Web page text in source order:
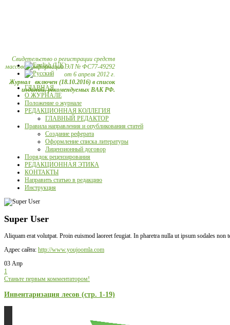
Свидетельство о регистрации средств
массовой информации ЭЛ № ФС77-49292
от 6 апреля 2012 г.
Журнал включен (18.10.2016) в список
изданий, рекомендуемых ВАК РФ.
ГЛАВНАЯ
О ЖУРНАЛЕ
Положение о журнале
РЕДАКЦИОННАЯ КОЛЛЕГИЯ
ГЛАВНЫЙ РЕДАКТОР
Правила направления и опубликования статей
Создание реферата
Оформление списка литературы
Лицензионный договор
Порядок рецензирования
РЕДАКЦИОННАЯ ЭТИКА
КОНТАКТЫ
Направить статью в редакцию
Инструкция
Super User
Aliquam erat volutpat. Proin euismod laoreet feugiat. In pharetra nulla ut ipsum sodales
Адрес сайта: http://www.youjoomla.com
03 Апр
1
Станьте первым комментатором!
Инвентаризация лесов (стр. 1-19)